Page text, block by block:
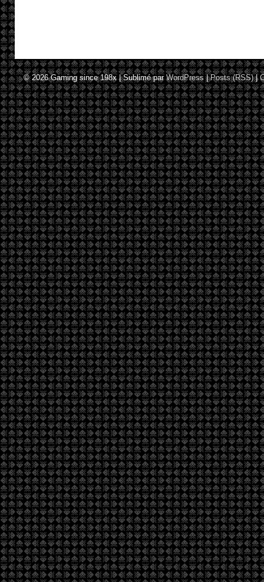
© 2026Gaming since 198x|Sublimé parWordPress |Posts (RSS)|